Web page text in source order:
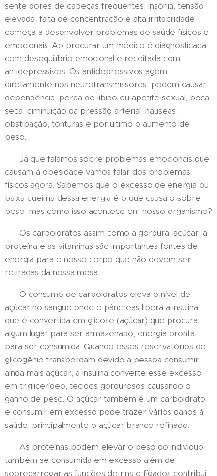
sente dores de cabeças frequentes, insônia, tensão
elevada, falta de concentração e alta irritabilidade
começa a desenvolver problemas de saúde físicos e
emocionais. Ao procurar um médico é diagnosticada
com desequilíbrio emocional e receitada com
antidepressivos. Os antidepressivos agem
diretamente nos neurotransmissores, podem causar
dependência, perda de libido ou apetite sexual, boca
seca, diminuição da pressão arterial, náuseas,
obstipação, tonturas e por ultimo o aumento de
peso.
Já que falamos sobre problemas emocionais que
causam a obesidade vamos falar dos problemas
físicos agora. Sabemos que o excesso de energia ou
baixa queima dessa energia é o que causa o sobre
peso, mas como isso acontece em nosso organismo?
Os carboidratos assim como a gordura, açúcar, a
proteína e as vitaminas são importantes fontes de
energia para o nosso corpo que não devem ser
retiradas da nossa mesa.
O consumo de carboidratos eleva o nível de
açúcar no sangue onde o pâncreas libera a insulina
que é convertida em glicose (açúcar) que procura
algum lugar para ser armazenado, energia pronta
para ser consumida. Quando esses reservatórios de
glicogênio transbordam devido a pessoa consumir
ainda mais açúcar, a insulina converte esse excesso
em triglicerídeo, tecidos gordurosos causando o
ganho de peso. O açúcar também é um carboidrato
e consumir em excesso pode trazer vários danos á
saúde, principalmente o açúcar branco refinado.
As proteínas podem elevar o peso do individuo
também se consumida em excesso além de
sobrecarregar as funções de rins e fígados contribui